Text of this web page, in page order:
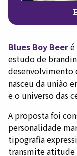
Blues Boy Beer
estudo de
desenvolvimento
nasceu da união
e o universo das
A proposta foi
personalidade
tipografia
transmite atitude